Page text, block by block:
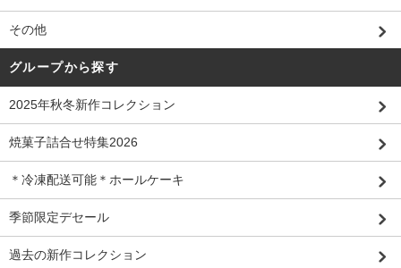
その他
グループから探す
2025年秋冬新作コレクション
焼菓子詰合せ特集2026
＊冷凍配送可能＊ホールケーキ
季節限定デセール
過去の新作コレクション